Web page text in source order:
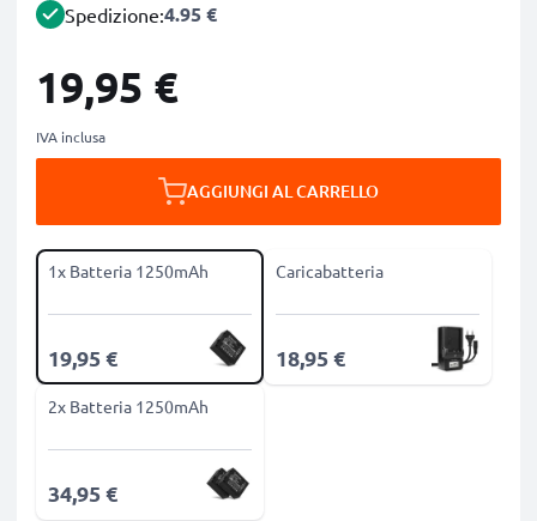
Spedizione:4.95 €
19,95 €
IVA inclusa
AGGIUNGI AL CARRELLO
1x Batteria 1250mAh
19,95 €
Caricabatteria
18,95 €
2x Batteria 1250mAh
34,95 €